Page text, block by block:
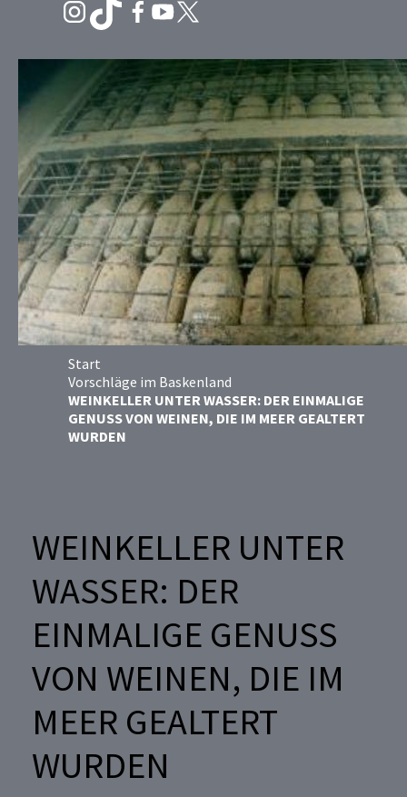
Start
Vorschläge im Baskenland
WEINKELLER UNTER WASSER: DER EINMALIGE
GENUSS VON WEINEN, DIE IM MEER GEALTERT
WURDEN
WEINKELLER UNTER
WASSER: DER
EINMALIGE GENUSS
VON WEINEN, DIE IM
MEER GEALTERT
WURDEN